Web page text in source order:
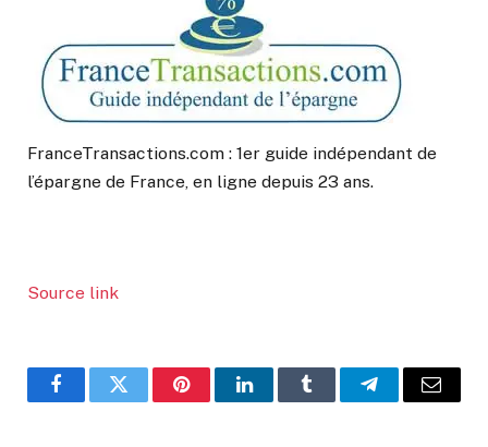
FranceTransactions.com : 1er guide indépendant de
l’épargne de France, en ligne depuis 23 ans.
Source link
FacebookTwitter PinterestLinkedInTumblr TelegramEmail